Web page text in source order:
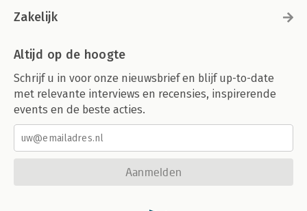
Zakelijk
Altijd op de hoogte
Schrijf u in voor onze nieuwsbrief en blijf up-to-date
met relevante interviews en recensies, inspirerende
events en de beste acties.
Aanmelden